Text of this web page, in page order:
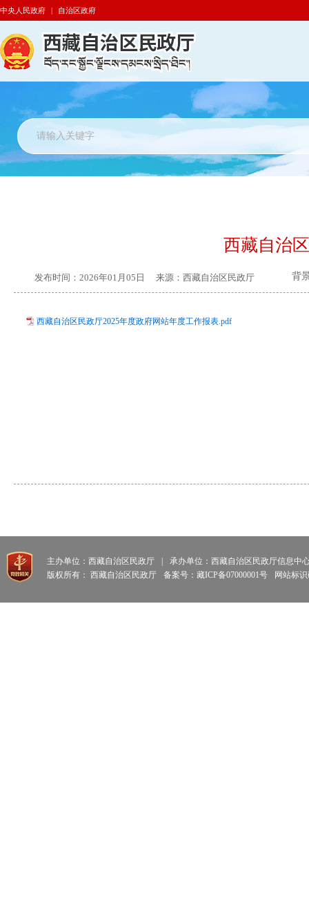
中央人民政府 | 自治区政府
西藏自治
发布时间： 2026年01月05日 来源： 西藏自治区民政厅 背
西藏自治区民政厅2025年度政府网站年度工作报表.pdf
主办单位：西藏自治区民政厅
承办单位：西藏自治区民政厅信息中
版权所有： 西藏自治区民政厅
备案号：藏ICP备07000001号 网站标识